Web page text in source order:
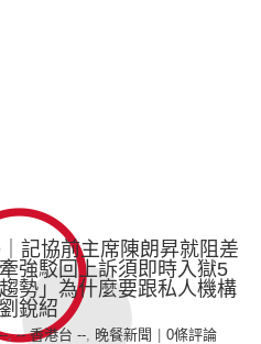
記協前主席陳朗昇就阻差
強駁回上訴須即時入獄5
勢」為什麼要跟私人機構
銳紹
,-- 香港台 --, 晚餐新聞 0條評論